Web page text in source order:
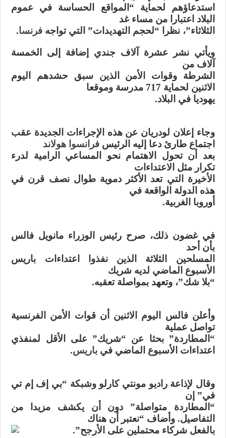
استدعاؤهم لحماية “المواقع الحساسة في عموم
البلاد اعتبارا من مساء غد
الثلاثاء”، نظرا “لحجم التهديدات” التي تواجه فرنسا.
ويأتي نشر عشرة آلاف جندي إضافة إلى الخمسة
آلاف من
الشرطة وقوات الأمن الذين سبق حشدهم اليوم
الاثنين لحماية 717 مدرسة وموقعا
يهوديا في البلاد.
وجاء إعلان لودريان عن هذه الإجراءات الجديدة عقب
اجتماع طارئ دعا إليه الرئيس فرانسوا هولاند
بعد أن تحول الاهتمام نحو المساعي الرامية لدرء
تكرار مثل الاعتداءات
الأخيرة التي تعد الأكثر دموية طوال نصف قرن في
هذه الدولة الواقعة في
أوروبا الغربية.
في غضون ذلك، صرح رئيس الوزراء مانويل فالس
بأن أحد
المسلحين الثلاثة الذين نفذوا اعتداءات باريس
الأسبوع الماضي لديه شريك
“بلا شك”، وتعهد بمواصلة تعقبه.
وأعلن فالس اليوم الاثنين أن قوات الأمن الفرنسية
تواصل عملية
“المطاردة” بحثا عن “شريك” على الأقل لمنفذي
اعتداءات الأسبوع الماضي في باريس.
وقال لإذاعة راديو مونتي كارلو وشبكة “بي إف إم تي
في” إن
“المطاردة متواصلة” دون أن يكشف مزيدا من
التفاصيل. وأضاف “نعتبر أن هناك
بالفعل شركاء محتملين على الأرجح”.